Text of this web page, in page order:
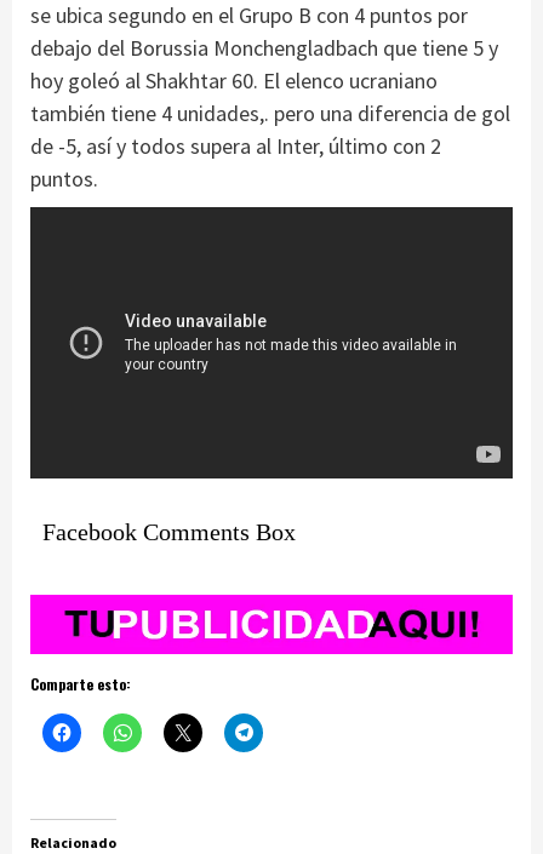
se ubica segundo en el Grupo B con 4 puntos por
debajo del Borussia Monchengladbach que tiene 5 y
hoy goleó al Shakhtar 60. El elenco ucraniano
también tiene 4 unidades,. pero una diferencia de gol
de -5, así y todos supera al Inter, último con 2
puntos.
Facebook Comments Box
Comparte esto:
Relacionado